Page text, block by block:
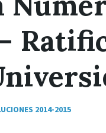
2014-2015